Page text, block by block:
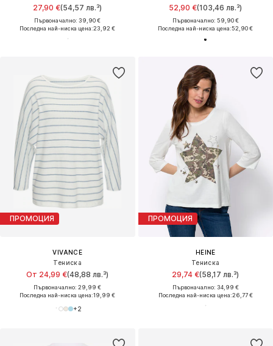
27,90 €(54,57 лв.³)
Първоначално: 39,90 €
Последна най-ниска цена:23,92 €
52,90 €(103,46 лв.³)
Първоначално: 59,90 €
Последна най-ниска цена:52,90 €
ПРОМОЦИЯ
VIVANCE
Тениска
От 24,99 €(48,88 лв.³)
Първоначално: 29,99 €
Последна най-ниска цена:19,99 €
+2
ПРОМОЦИЯ
HEINE
Тениска
29,74 €(58,17 лв.³)
Първоначално: 34,99 €
Последна най-ниска цена:26,77 €